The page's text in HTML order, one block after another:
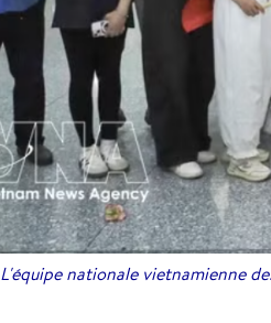
L'équipe nationale vietnamienne